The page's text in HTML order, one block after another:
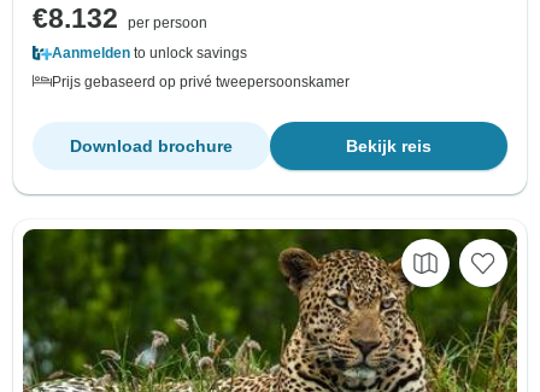
€8.132
per persoon
Aanmelden to unlock savings
Prijs gebaseerd op privé tweepersoonskamer
Bekijk reis
Download brochure